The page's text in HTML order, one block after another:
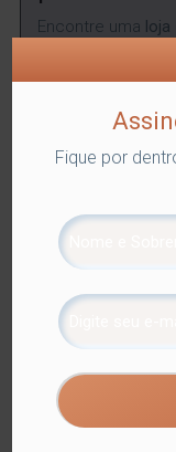
Encontre uma loja
Domésticas Tags:
Informação
Informação
Fique por